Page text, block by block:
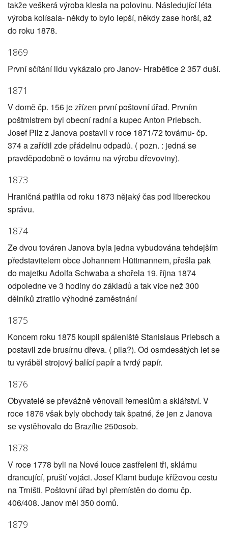
takže veškerá výroba klesla na polovinu. Následující léta
výroba kolísala- někdy to bylo lepší, někdy zase horší, až
do roku 1878.
1869
První sčítání lidu vykázalo pro Janov- Hrabětice 2 357 duší.
1871
V domě čp. 156 je zřízen první poštovní úřad. Prvním
poštmistrem byl obecní radní a kupec Anton Priebsch.
Josef Pilz z Janova postavil v roce 1871/72 továrnu- čp.
374 a zařídil zde přádelnu odpadů. ( pozn. : jedná se
pravděpodobně o továrnu na výrobu dřevoviny).
1873
Hraničná patřila od roku 1873 nějaký čas pod libereckou
správu.
1874
Ze dvou továren Janova byla jedna vybudována tehdejším
představitelem obce Johannem Hüttmannem, přešla pak
do majetku Adolfa Schwaba a shořela 19. října 1874
odpoledne ve 3 hodiny do základů a tak více než 300
dělníků ztratilo výhodné zaměstnání
1875
Koncem roku 1875 koupil spáleniště Stanislaus Priebsch a
postavil zde brusírnu dřeva. ( pila?). Od osmdesátých let se
tu vyráběl strojový balící papír a tvrdý papír.
1876
Obyvatelé se převážně věnovali řemeslům a sklářství. V
roce 1876 však byly obchody tak špatné, že jen z Janova
se vystěhovalo do Brazílie 250osob.
1878
V roce 1778 byli na Nové louce zastřeleni tři, sklárnu
drancující, pruští vojáci. Josef Klamt buduje křížovou cestu
na Trništi. Poštovní úřad byl přemístěn do domu čp.
406/408. Janov měl 350 domů.
1879